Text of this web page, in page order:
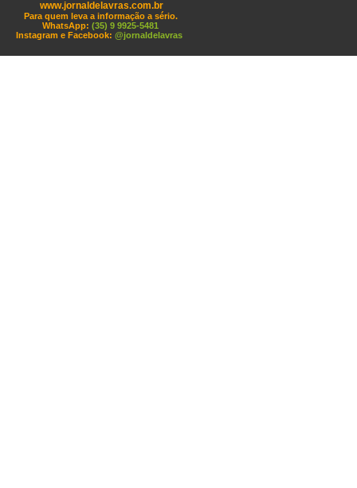
www.jornaldelavras.com.br
Para quem leva a informação a sério.
WhatsApp: (35) 9 9925-5481
Instagram e Facebook: @jornaldelavras